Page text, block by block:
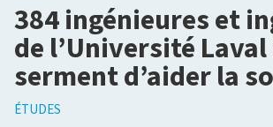
384 ingénieures et
de l’Université
serment d’aider la
ÉTUDES